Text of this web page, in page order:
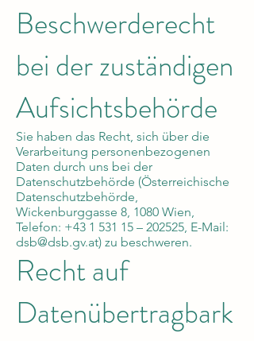
Beschwerderecht
bei der zuständigen
Aufsichtsbehörde
Sie haben das Recht, sich über die
Verarbeitung personenbezogenen
Daten durch uns bei der
Datenschutzbehörde (Österreichische
Datenschutzbehörde,
Wickenburggasse 8, 1080 Wien,
Telefon: +43 1 531 15 – 202525, E-Mail:
dsb@dsb.gv.at) zu beschweren.
Recht auf
Datenübertragbark